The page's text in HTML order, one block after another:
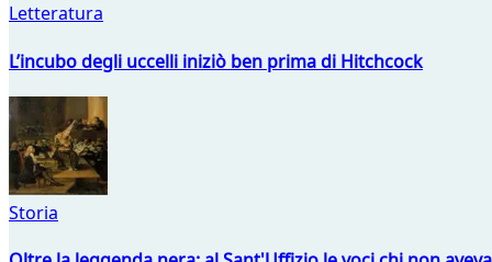
Letteratura
L’incubo degli uccelli iniziò ben prima di Hitchcock
Storia